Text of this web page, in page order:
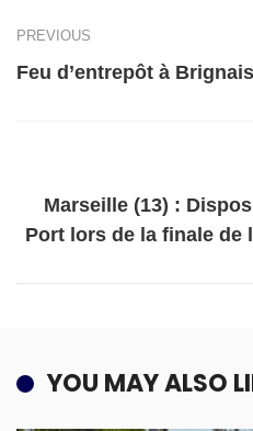
PREVIOUS
Feu d’entrepôt à
Marseille (13) :
Port lors de la finale de
YOU MAY ALSO